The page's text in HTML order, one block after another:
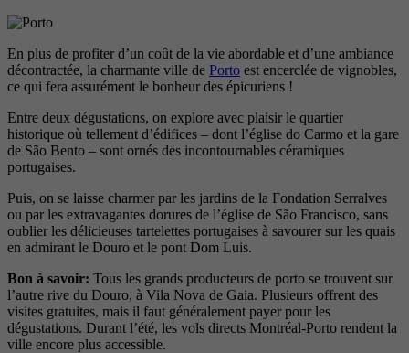
En plus de profiter d’un coût de la vie abordable et d’une ambiance
décontractée, la charmante ville de Porto est encerclée de vignobles,
ce qui fera assurément le bonheur des épicuriens !
Entre deux dégustations, on explore avec plaisir le quartier
historique où tellement d’édifices – dont l’église do Carmo et la gare
de São Bento – sont ornés des incontournables céramiques
portugaises.
Puis, on se laisse charmer par les jardins de la Fondation Serralves
ou par les extravagantes dorures de l’église de São Francisco, sans
oublier les délicieuses tartelettes portugaises à savourer sur les quais
en admirant le Douro et le pont Dom Luis.
Bon à savoir: Tous les grands producteurs de porto se trouvent sur
l’autre rive du Douro, à Vila Nova de Gaia. Plusieurs offrent des
visites gratuites, mais il faut généralement payer pour les
dégustations. Durant l’été, les vols directs Montréal-Porto rendent la
ville encore plus accessible.